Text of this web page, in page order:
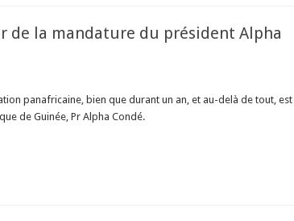
de la mandature du président Alpha
panafricaine, bien que durant un an, et au-delà de tout, est
de Guinée, Pr Alpha Condé.